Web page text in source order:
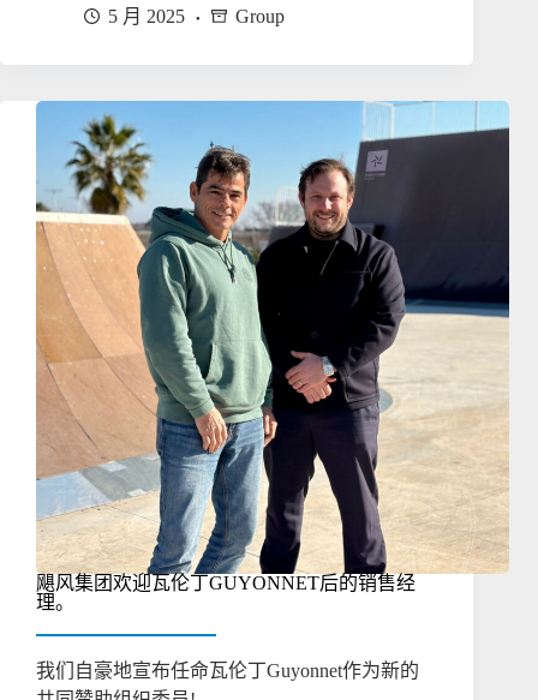
5 月 2025
Group
飓风集团欢迎瓦伦丁GUYONNET后的销售经
理。
我们自豪地宣布任命瓦伦丁Guyonnet作为新的